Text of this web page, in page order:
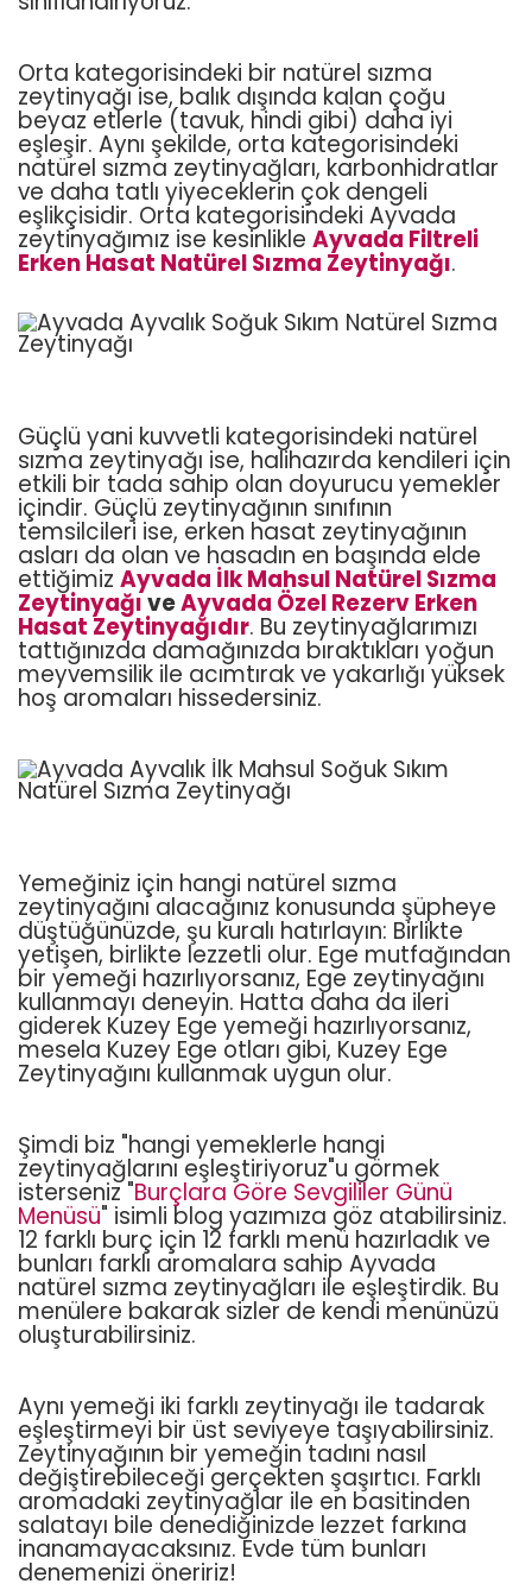
Orta kategorisindeki bir natürel sızma
zeytinyağı ise, balık dışında kalan çoğu
beyaz etlerle (tavuk, hindi gibi) daha iyi
eşleşir. Aynı şekilde, orta kategorisindeki
natürel sızma zeytinyağları, karbonhidratlar
ve daha tatlı yiyeceklerin çok dengeli
eşlikçisidir. Orta kategorisindeki Ayvada
zeytinyağımız ise kesinlikle Ayvada Filtreli
Erken Hasat Natürel Sızma Zeytinyağı.
Güçlü yani kuvvetli kategorisindeki natürel
sızma zeytinyağı ise, halihazırda kendileri için
etkili bir tada sahip olan doyurucu yemekler
içindir. Güçlü zeytinyağının sınıfının
temsilcileri ise, erken hasat zeytinyağının
asları da olan ve hasadın en başında elde
ettiğimiz Ayvada İlk Mahsul Natürel Sızma
ZeytinyağıveAyvada Özel Rezerv Erken
Hasat Zeytinyağıdır. Bu zeytinyağlarımızı
tattığınızda damağınızda bıraktıkları yoğun
meyvemsilik ile acımtırak ve yakarlığı yüksek
hoş aromaları hissedersiniz.
Yemeğiniz için hangi natürel sızma
zeytinyağını alacağınız konusunda şüpheye
düştüğünüzde, şu kuralı hatırlayın: Birlikte
yetişen, birlikte lezzetli olur. Ege mutfağından
bir yemeği hazırlıyorsanız, Ege zeytinyağını
kullanmayı deneyin. Hatta daha da ileri
giderek Kuzey Ege yemeği hazırlıyorsanız,
mesela Kuzey Ege otları gibi, Kuzey Ege
Zeytinyağını kullanmak uygun olur.
Şimdi biz "hangi yemeklerle hangi
zeytinyağlarını eşleştiriyoruz"u görmek
isterseniz "Burçlara Göre Sevgililer Günü
Menüsü" isimli blog yazımıza göz atabilirsiniz.
12 farklı burç için 12 farklı menü hazırladık ve
bunları farklı aromalara sahip Ayvada
natürel sızma zeytinyağları ile eşleştirdik. Bu
menülere bakarak sizler de kendi menünüzü
oluşturabilirsiniz.
Aynı yemeği iki farklı zeytinyağı ile tadarak
eşleştirmeyi bir üst seviyeye taşıyabilirsiniz.
Zeytinyağının bir yemeğin tadını nasıl
değiştirebileceği gerçekten şaşırtıcı. Farklı
aromadaki zeytinyağlar ile en basitinden
salatayı bile denediğinizde lezzet farkına
inanamayacaksınız. Evde tüm bunları
denemenizi öneririz!